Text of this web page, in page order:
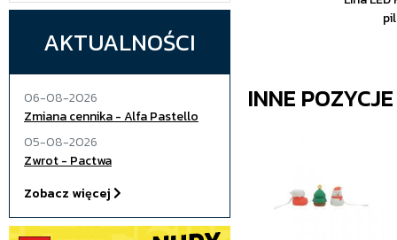
AKTUALNOŚCI
06-08-2026
Zmiana cennika - Alfa Pastello
05-08-2026
Zwrot - Pactwa
Zobacz więcej
INNE